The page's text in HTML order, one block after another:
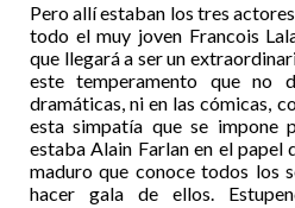
Pero allí estaban los tres
todo el muy joven Francois
que llegará a ser un
este temperamento que no
dramáticas, ni en las cómicas,
esta simpatía que se impone
estaba Alain Farlan en el papel
maduro que conoce todos los
hacer gala de ellos.